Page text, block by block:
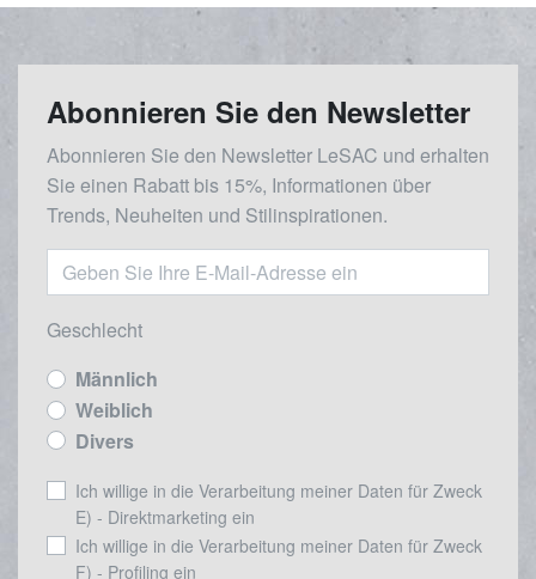
Abonnieren Sie den Newsletter
Abonnieren Sie den Newsletter LeSAC und erhalten
Sie einen Rabatt bis 15%, Informationen über
Trends, Neuheiten und Stilinspirationen.
Geschlecht
Männlich
Weiblich
Divers
Ich willige in die Verarbeitung meiner Daten für Zweck
E) - Direktmarketing ein
Ich willige in die Verarbeitung meiner Daten für Zweck
F) - Profiling ein